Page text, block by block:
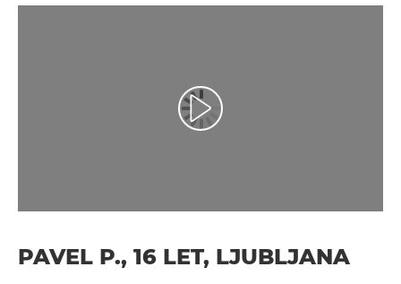
Predvajaj videoposnetek
PAVEL P., 16 LET, LJUBLJANA